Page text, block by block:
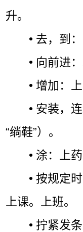
升。
• 去，到：
• 向前进
• 增加：上
• 安装，
“绱鞋”）。
• 涂：上药
• 按规定
上课。上班。
• 拧紧发